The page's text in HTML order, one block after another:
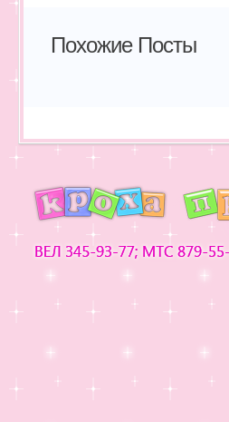
Похожие Посты